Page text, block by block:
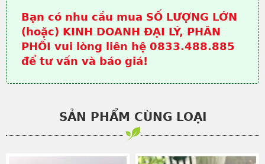
Bạn có nhu cầu mua SỐ LƯỢNG LỚN
(hoặc) KINH DOANH ĐẠI LÝ, PHÂN
PHỐI vui lòng liên hệ 0833.488.885
để tư vấn và báo giá!
SẢN PHẨM CÙNG LOẠI